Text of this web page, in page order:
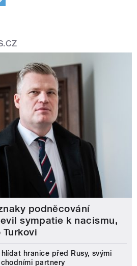
podněcování
sympatie k nacismu,
hranice před Rusy, svými
partnery